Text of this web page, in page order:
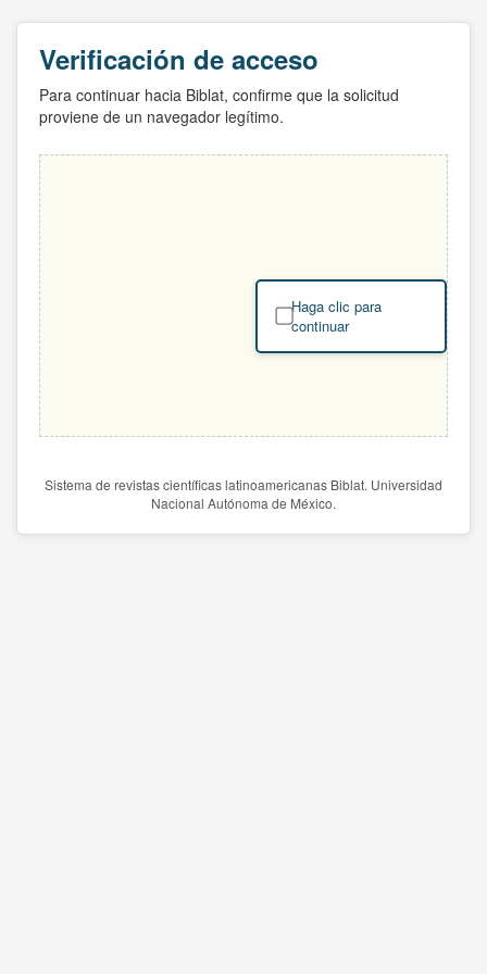
Verificación de acceso
Para continuar hacia Biblat, confirme que la solicitud
proviene de un navegador legítimo.
Haga clic para
continuar
Sistema de revistas científicas latinoamericanas Biblat. Universidad
Nacional Autónoma de México.